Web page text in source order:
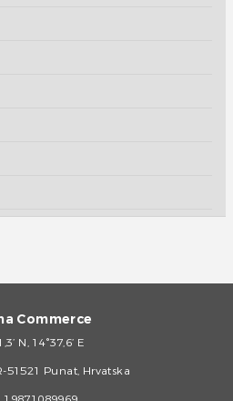
Commerce
N, 14°37,6’ E
51521 Punat, Hrvatska